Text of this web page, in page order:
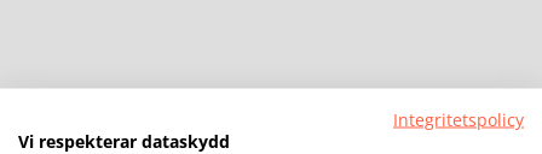
Integritetspolicy
Vi respekterar dataskydd